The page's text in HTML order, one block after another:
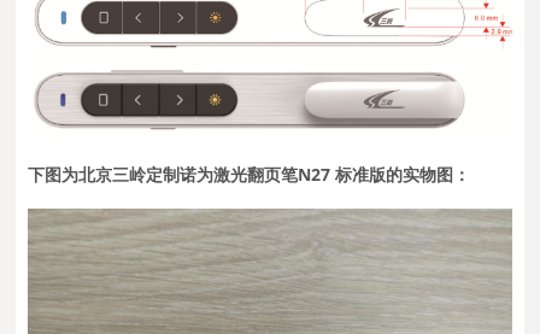
下图为北京三岭定制诺为激光翻页笔N27 标准版的实物图：